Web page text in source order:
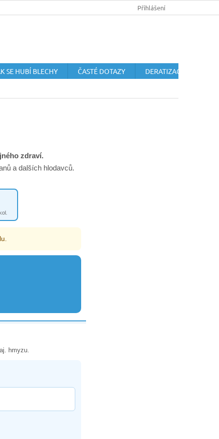
OCHRANA OSOBNÍCH ÚDAJŮ
Přihlášení
SE HUBÍ BLECHY ČASTÉ DOTAZY DERATIZACE
zdraví.
a dalších hlodavců.
hmyzu.